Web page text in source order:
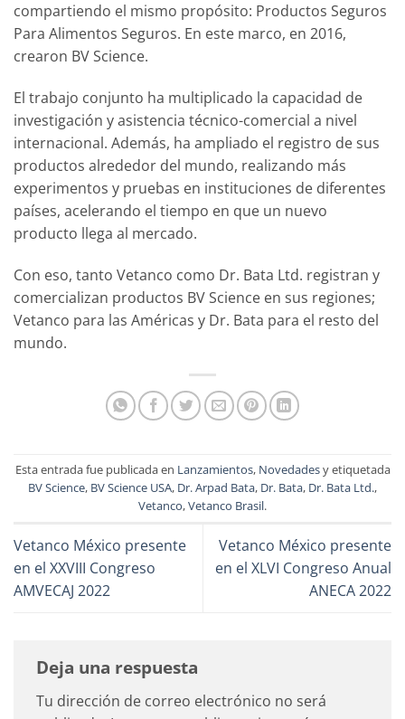
compartiendo el mismo propósito: Productos Seguros
Para Alimentos Seguros. En este marco, en 2016,
crearon BV Science.
El trabajo conjunto ha multiplicado la capacidad de
investigación y asistencia técnico-comercial a nivel
internacional. Además, ha ampliado el registro de sus
productos alrededor del mundo, realizando más
experimentos y pruebas en instituciones de diferentes
países, acelerando el tiempo en que un nuevo
producto llega al mercado.
Con eso, tanto Vetanco como Dr. Bata Ltd. registran y
comercializan productos BV Science en sus regiones;
Vetanco para las Américas y Dr. Bata para el resto del
mundo.
Esta entrada fue publicada en Lanzamientos, Novedadesy etiquetada
BV Science, BV Science USA, Dr. Arpad Bata, Dr. Bata, Dr. Bata Ltd.,
Vetanco,Vetanco Brasil.
Vetanco México presente
en el XXVIII Congreso
AMVECAJ 2022
Vetanco México presente
en el XLVI Congreso Anual
ANECA 2022
Deja una respuesta
Tu dirección de correo electrónico no será